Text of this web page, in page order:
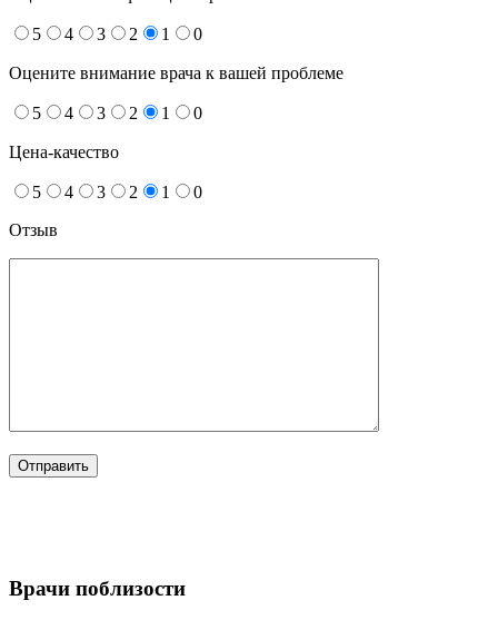
5 4 3 2 1 0
Оцените внимание врача к вашей проблеме
5 4 3 2 1 0
Цена-качество
5 4 3 2 1
0
Отзыв
Врачи поблизости